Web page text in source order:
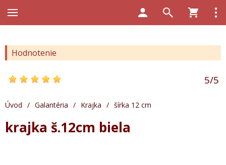
Hodnotenie
5/5
Úvod / Galantéria / Krajka / šírka 12 cm
krajka š.12cm biela